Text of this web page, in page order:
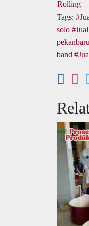
Tags:
solo
pekanbaru
band